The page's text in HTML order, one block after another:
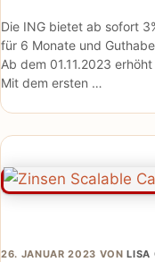
Die ING bietet ab sofort
für 6 Monate und
Ab dem 01.11.2023
Mit dem ersten …
26. JANUAR 2023 VONLISA